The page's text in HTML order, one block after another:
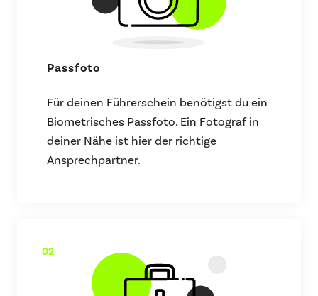
Passfoto
Für deinen Führerschein benötigst du ein
Biometrisches Passfoto. Ein Fotograf in
deiner Nähe ist hier der richtige
Ansprechpartner.
02